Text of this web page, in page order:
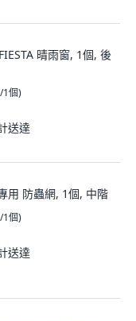
晴雨窗, 1個, 後
1個)
送達
用 防蟲網, 1個, 中階
1個)
送達